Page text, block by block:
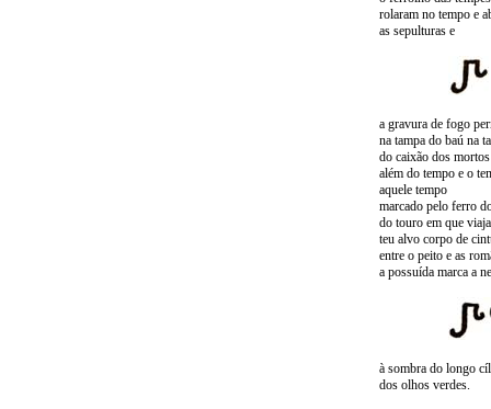
rolaram no tempo e
as sepulturas e
a gravura de fogo
na tampa do baú na
do caixão dos mortos
além do tempo e o
aquele tempo
marcado pelo ferro
do touro em que viaja
teu alvo corpo de
entre o peito e as
a possuída marca a
à sombra do longo
dos olhos verdes.